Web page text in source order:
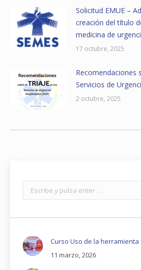
Solicitud EMUE –
creación del título
medicina de
17 octubre, 2025
Recomendaciones
Servicios de
2 octubre, 2025
Buscar:
Curso Uso de la herramienta
11 marzo, 2026